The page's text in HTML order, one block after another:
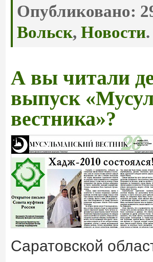
Опубликовано:
Вольск, Новости.
А вы читали
выпуск
вестника»?
Саратовской